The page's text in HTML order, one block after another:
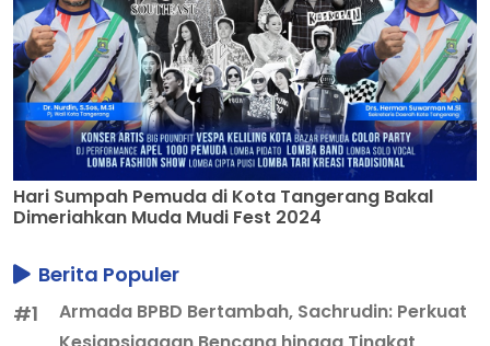
Hari Sumpah Pemuda di Kota Tangerang Bakal
Dimeriahkan Muda Mudi Fest 2024
Berita Populer
#1
Armada BPBD Bertambah, Sachrudin: Perkuat